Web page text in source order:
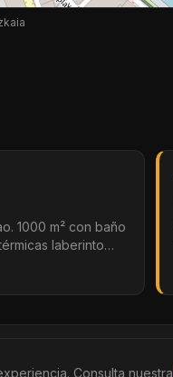
1000 m² con baño
laberinto
sala de vídeo
y pub. Reparto
Solo hombres.
Ciudades
Consulta nuestra